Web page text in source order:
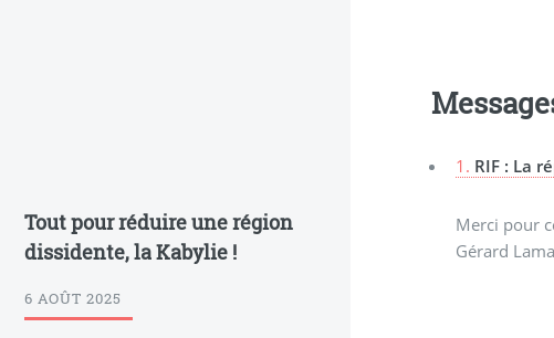
1. RIF : La
Merci pour
Gérard
Tout pour réduire une région
dissidente, la Kabylie !
6 AOÛT 2025